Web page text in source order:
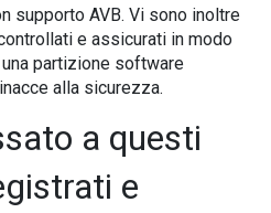
supporto AVB. Vi sono inoltre
e assicurati in modo
partizione software
alla sicurezza.
a questi
e